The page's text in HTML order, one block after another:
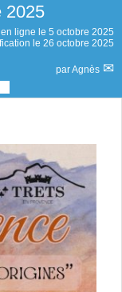
2025
ligne le 5 octobre 2025
le 26 octobre 2025
parAgnès